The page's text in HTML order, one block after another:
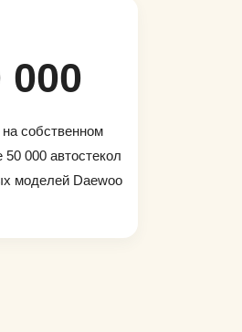
000
собственном
000 автостекол
моделей Daewoo